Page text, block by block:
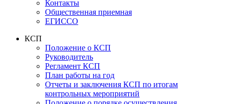
Контакты
Общественная приемная
ЕГИССО
КСП
Положение о КСП
Руководитель
Регламент КСП
План работы на год
Отчеты и заключения КСП по итогам
контрольных мероприятий